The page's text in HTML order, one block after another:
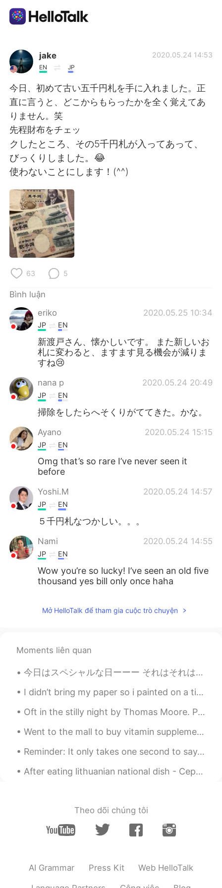
Ứng dụng trao đổi ngôn ngữ
AI Grammar Checker
Tiếng Việt
English 简体中文
繁體中文 Español
العربية
Deutsch
한국어
ไทย
Italiano
Português
jake
EN JP
2020.05.24 14:53
今日、初めて古い五千円札を手に入れました。正
直に言うと、どこからもらったかを全く覚えてあ
りません。笑
先程財布をチェッ
クしたところ、その5千円札が入ってあって、
びっくりしました。😂
使わないことにします！(^^)
63 5
Bình luận
eriko
2020.05.25 10:34
JP EN
新渡戸さん、懐かしいです。 また新しいお
札に変わると、ますます見る機会が減りま
すね😢
nana p 2020.05.24 20:49
JP EN
掃除をしたらへそくりがててきた。かな。
Ayano 2020.05.24 15:15
JP EN
Omg that’s so rare I’ve never seen it
before
Yoshi.M 2020.05.24 14:57
JP EN
５千円札なつかしい。。。
Nami 2020.05.24 14:55
JP EN
Wow you’re so lucky! I’ve seen an old five
thousand yes bill only once haha
Mở HelloTalk để tham gia cuộc trò chuyện
Moments liên quan
今日はスペシャルな日ーーー それはそれは可愛くてしょうがない 弟分の二十歳の誕生日ーーーー 彼はロスで学生してるんだけど、 引っ越して4日目にこのアプリで知り合ったんだー。ビジネスメジャーで...
I didn’t bring my paper so i painted on a tissue paper instead 😂 Killing some time, chilling in a...
Oft in the stilly night by Thomas Moore. Part 2 of 2. When I remember all The friends so link...
Went to the mall to buy vitamin supplements and some skin care products but ended up clothes shop...
Reminder: It only takes one second to say, Hi I'm thinking about you I miss you I love you. It ...
After eating lithuanian national dish - Cepelinai.... My daughter in full knocked out😂🤣😂🤣😂🤣😂🤣
Theo dõi chúng tôi
AI Grammar Press Kit Web HelloTalk